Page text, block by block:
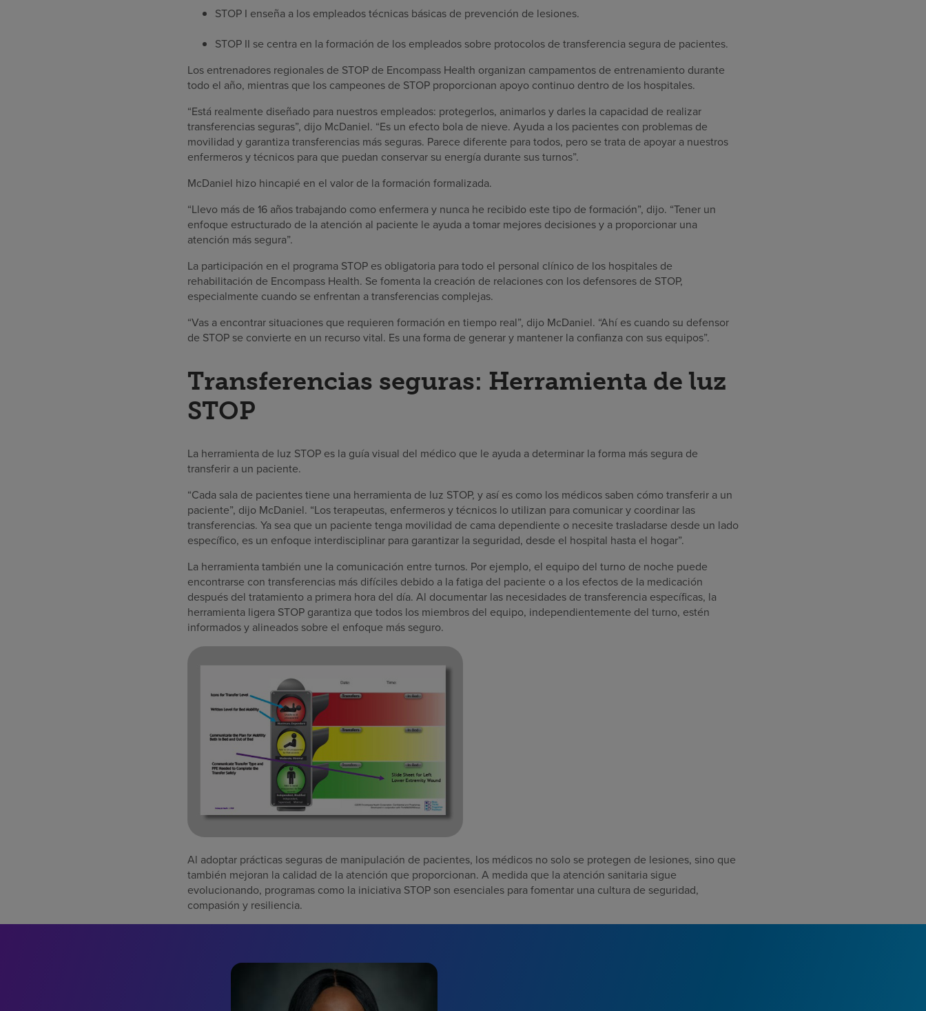
STOP I enseña a los empleados técnicas básicas de prevención de lesiones.
STOP II se centra en la formación de los empleados sobre protocolos de transferencia segura de pacientes.
Los entrenadores regionales de STOP de Encompass Health organizan campamentos de entrenamiento durante
todo el año, mientras que los campeones de STOP proporcionan apoyo continuo dentro de los hospitales.
“Está realmente diseñado para nuestros empleados: protegerlos, animarlos y darles la capacidad de realizar
transferencias seguras”, dijo McDaniel. “Es un efecto bola de nieve. Ayuda a los pacientes con problemas de
movilidad y garantiza transferencias más seguras. Parece diferente para todos, pero se trata de apoyar a nuestros
enfermeros y técnicos para que puedan conservar su energía durante sus turnos”.
McDaniel hizo hincapié en el valor de la formación formalizada.
“Llevo más de 16 años trabajando como enfermera y nunca he recibido este tipo de formación”, dijo. “Tener un
enfoque estructurado de la atención al paciente le ayuda a tomar mejores decisiones y a proporcionar una
atención más segura”.
La participación en el programa STOP es obligatoria para todo el personal clínico de los hospitales de
rehabilitación de Encompass Health. Se fomenta la creación de relaciones con los defensores de STOP,
especialmente cuando se enfrentan a transferencias complejas.
“Vas a encontrar situaciones que requieren formación en tiempo real”, dijo McDaniel. “Ahí es cuando su defensor
de STOP se convierte en un recurso vital. Es una forma de generar y mantener la confianza con sus equipos”.
Transferencias seguras: Herramienta de luz
STOP
La herramienta de luz STOP es la guía visual del médico que le ayuda a determinar la forma más segura de
transferir a un paciente.
“Cada sala de pacientes tiene una herramienta de luz STOP, y así es como los médicos saben cómo transferir a un
paciente”, dijo McDaniel. “Los terapeutas, enfermeros y técnicos lo utilizan para comunicar y coordinar las
transferencias. Ya sea que un paciente tenga movilidad de cama dependiente o necesite trasladarse desde un lado
específico, es un enfoque interdisciplinar para garantizar la seguridad, desde el hospital hasta el hogar”.
La herramienta también une la comunicación entre turnos. Por ejemplo, el equipo del turno de noche puede
encontrarse con transferencias más difíciles debido a la fatiga del paciente o a los efectos de la medicación
después del tratamiento a primera hora del día. Al documentar las necesidades de transferencia específicas, la
herramienta ligera STOP garantiza que todos los miembros del equipo, independientemente del turno, estén
informados y alineados sobre el enfoque más seguro.
Al adoptar prácticas seguras de manipulación de pacientes, los médicos no solo se protegen de lesiones, sino que
también mejoran la calidad de la atención que proporcionan. A medida que la atención sanitaria sigue
evolucionando, programas como la iniciativa STOP son esenciales para fomentar una cultura de seguridad,
compasión y resiliencia.